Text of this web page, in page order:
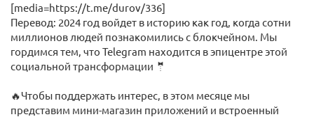
[media=https://t.me/durov/336]
Перевод: 2024 год войдет в историю как год, когда сотни
миллионов людей познакомились с блокчейном. Мы
гордимся тем, что Telegram находится в эпицентре этой
социальной трансформации 🤵
🔥Чтобы поддержать интерес, в этом месяце мы
представим мини-магазин приложений и встроенный